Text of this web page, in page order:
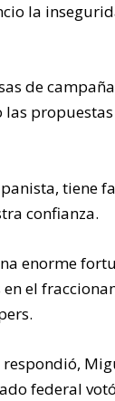
la
de
tiene
confianza.
enorme
el
federal